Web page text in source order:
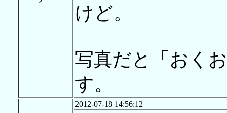
けど。
写真だと「おく
す。
2012-07-18 14:56:12